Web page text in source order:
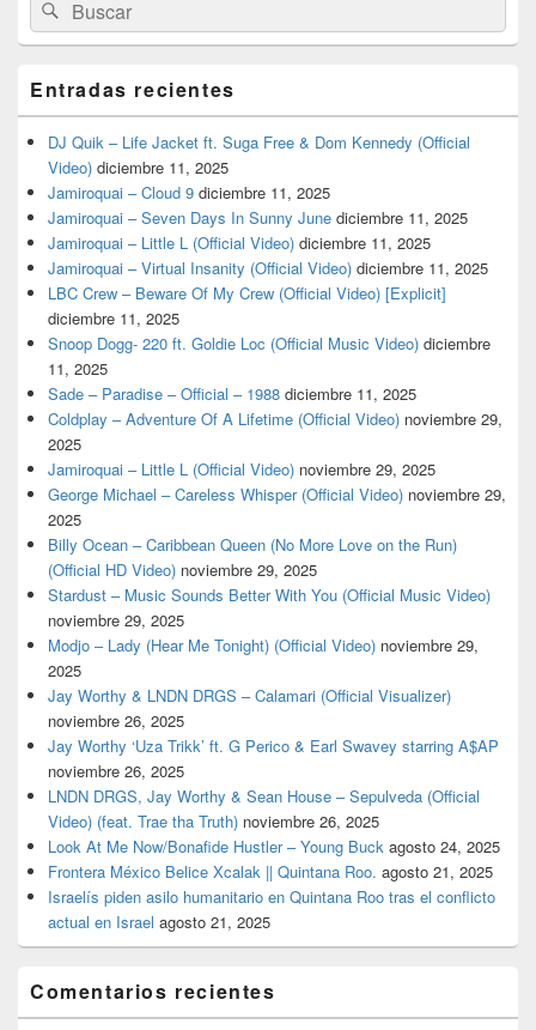
por:
Buscar
Entradas recientes
DJ Quik – Life Jacket ft. Suga Free & Dom Kennedy (Official
Video) diciembre 11, 2025
Jamiroquai – Cloud 9 diciembre 11, 2025
Jamiroquai – Seven Days In Sunny June diciembre 11, 2025
Jamiroquai – Little L (Official Video) diciembre 11, 2025
Jamiroquai – Virtual Insanity (Official Video) diciembre 11, 2025
LBC Crew – Beware Of My Crew (Official Video) [Explicit]
diciembre 11, 2025
Snoop Dogg- 220 ft. Goldie Loc (Official Music Video) diciembre
11, 2025
Sade – Paradise – Official – 1988 diciembre 11, 2025
Coldplay – Adventure Of A Lifetime (Official Video) noviembre 29,
2025
Jamiroquai – Little L (Official Video) noviembre 29, 2025
George Michael – Careless Whisper (Official Video) noviembre 29,
2025
Billy Ocean – Caribbean Queen (No More Love on the Run)
(Official HD Video) noviembre 29, 2025
Stardust – Music Sounds Better With You (Official Music Video)
noviembre 29, 2025
Modjo – Lady (Hear Me Tonight) (Official Video) noviembre 29,
2025
Jay Worthy & LNDN DRGS – Calamari (Official Visualizer)
noviembre 26, 2025
Jay Worthy ‘Uza Trikk’ ft. G Perico & Earl Swavey starring A$AP
noviembre 26, 2025
LNDN DRGS, Jay Worthy & Sean House – Sepulveda (Official
Video) (feat. Trae tha Truth) noviembre 26, 2025
Look At Me Now/Bonafide Hustler – Young Buck agosto 24, 2025
Frontera México Belice Xcalak || Quintana Roo. agosto 21, 2025
Israelís piden asilo humanitario en Quintana Roo tras el conflicto
actual en Israel agosto 21, 2025
Comentarios recientes